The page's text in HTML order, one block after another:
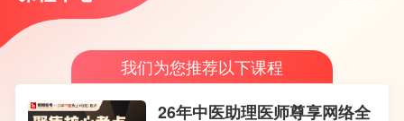
我们为您推荐以下课程
26年中医助理医师尊享网络全